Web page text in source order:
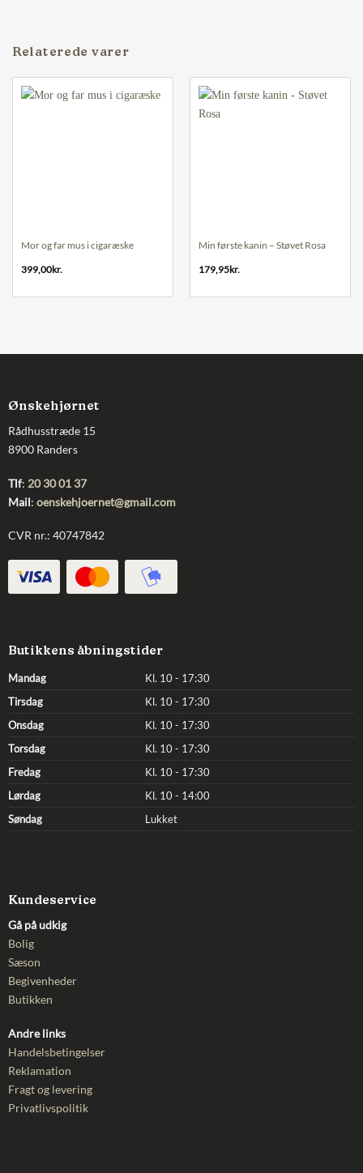
Relaterede varer
Mor og far mus i cigaræske
399,00kr.
Min første kanin – Støvet Rosa
179,95kr.
Ønskehjørnet
Rådhusstræde 15
8900 Randers
Tlf: 20 30 01 37
Mail: oenskehjoernet@gmail.com
CVR nr.: 40747842
Butikkens åbningstider
Mandag
Kl. 10 - 17:30
Tirsdag
Kl. 10 - 17:30
Onsdag
Kl. 10 - 17:30
Torsdag
Kl. 10 - 17:30
Fredag
Kl. 10 - 17:30
Lørdag
Kl. 10 - 14:00
Søndag
Lukket
Kundeservice
Gå på udkig
Bolig
Sæson
Begivenheder
Butikken
Andre links
Handelsbetingelser
Reklamation
Fragt og levering
Privatlivspolitik